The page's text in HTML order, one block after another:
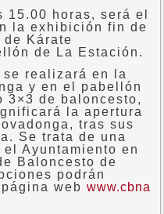
horas, será el
la exhibición fin de
Kárate
de La Estación.
realizará en la
y en el pabellón
3×3 de baloncesto,
la apertura
tras sus
Se trata de una
Ayuntamiento en
Baloncesto de
podrán
web www.cbna